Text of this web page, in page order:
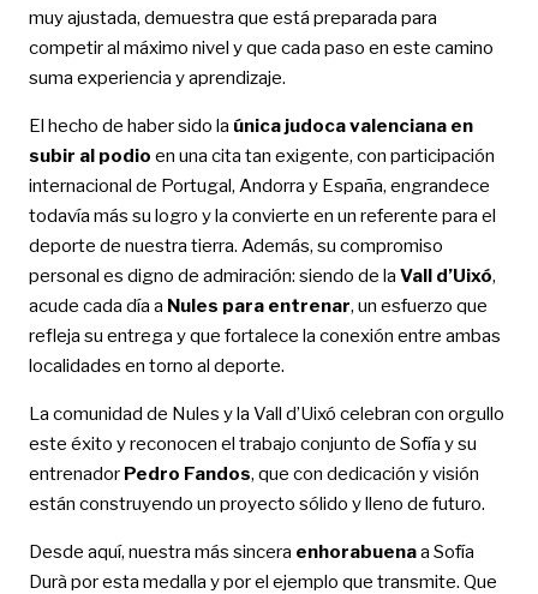
muy ajustada, demuestra que está preparada para
competir al máximo nivel y que cada paso en este camino
suma experiencia y aprendizaje.
El hecho de haber sido la única judoca valenciana en
subir al podio en una cita tan exigente, con participación
internacional de Portugal, Andorra y España, engrandece
todavía más su logro y la convierte en un referente para el
deporte de nuestra tierra. Además, su compromiso
personal es digno de admiración: siendo de la Vall d’Uixó,
acude cada día a Nules para entrenar, un esfuerzo que
refleja su entrega y que fortalece la conexión entre ambas
localidades en torno al deporte.
La comunidad de Nules y la Vall d’Uixó celebran con orgullo
este éxito y reconocen el trabajo conjunto de Sofía y su
entrenador Pedro Fandos, que con dedicación y visión
están construyendo un proyecto sólido y lleno de futuro.
Desde aquí, nuestra más sincera enhorabuenaa Sofía
Durà por esta medalla y por el ejemplo que transmite. Que